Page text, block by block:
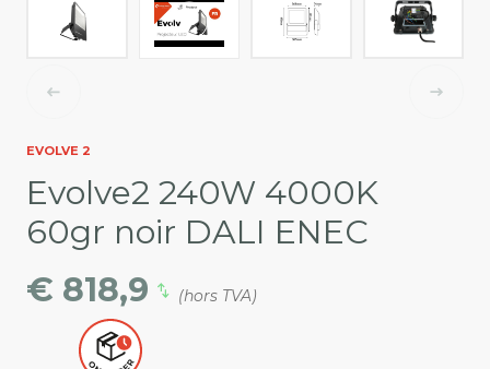
EVOLVE 2
Evolve2 240W 4000K
60gr noir DALI ENEC
€ 818,9
(hors TVA)